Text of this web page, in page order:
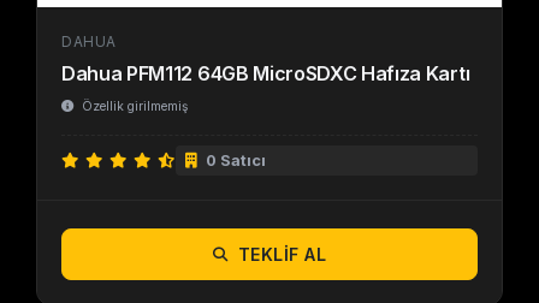
DAHUA
Dahua PFM112 64GB MicroSDXC Hafıza Kartı
Özellik girilmemiş
0 Satıcı
TEKLIF AL